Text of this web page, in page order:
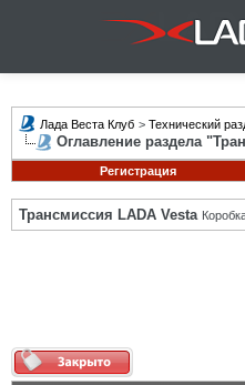
Лада Веста Клуб > Технический
Оглавление раздела
Регистрация
Трансмиссия LADA Vesta